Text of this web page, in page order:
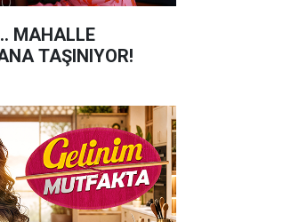
MAHALLE
TAŞINIYOR!